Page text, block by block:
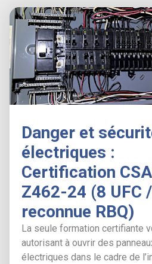
Danger et
électriques :
Certification CSA
Z462-24 (8 UFC /
reconnue RBQ)
La seule formation certifiante
autorisant à ouvrir des
électriques dans le cadre de